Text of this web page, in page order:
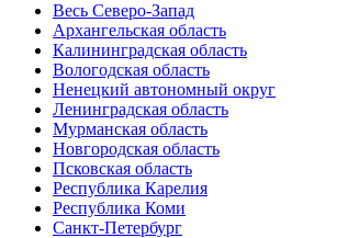
Весь Северо-Запад
Архангельская область
Калининградская область
Вологодская область
Ненецкий автономный округ
Ленинградская область
Мурманская область
Новгородская область
Псковская область
Республика Карелия
Республика Коми
Санкт-Петербург